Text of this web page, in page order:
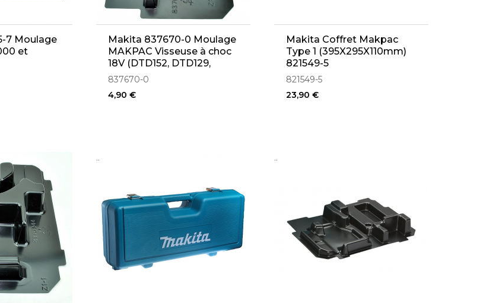
7 Moulage
et
Makita 837670-0 Moulage
MAKPAC Visseuse à choc
18V (DTD152, DTD129,
DTD146, DTD171)
837670-0
4,90 €
Makita Coffret Makpac
Type 1 (395X295X110mm)
821549-5
821549-5
23,90 €
.. ..